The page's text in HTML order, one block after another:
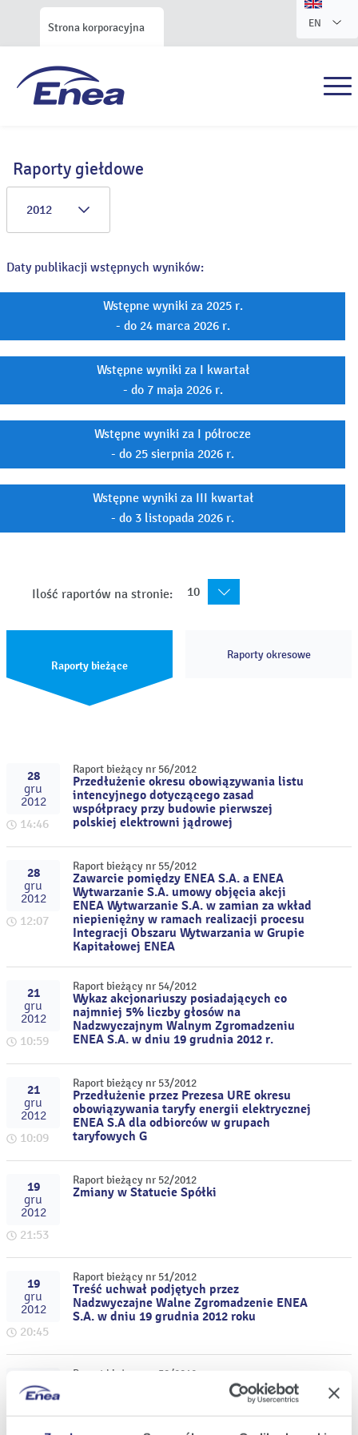
Strona korporacyjna EN
Raporty giełdowe
2012
Daty publikacji wstępnych wyników:
Wstępne wyniki za 2025 r.
- do 24 marca 2026 r.
Wstępne wyniki za I kwartał
- do 7 maja 2026 r.
Wstępne wyniki za I półrocze
- do 25 sierpnia 2026 r.
Wstępne wyniki za III kwartał
- do 3 listopada 2026 r.
Ilość raportów na stronie: 10
Raporty bieżące
Raporty okresowe
28
gru
2012
14:46
Raport bieżący nr 56/2012
Przedłużenie okresu obowiązywania listu
intencyjnego dotyczącego zasad
współpracy przy budowie pierwszej
polskiej elektrowni jądrowej
28
gru
2012
12:07
Raport bieżący nr 55/2012
Zawarcie pomiędzy ENEA S.A. a ENEA
Wytwarzanie S.A. umowy objęcia akcji
ENEA Wytwarzanie S.A. w zamian za wkład
niepieniężny w ramach realizacji procesu
Integracji Obszaru Wytwarzania w Grupie
Kapitałowej ENEA
21
gru
2012
10:59
Raport bieżący nr 54/2012
Wykaz akcjonariuszy posiadających co
najmniej 5% liczby głosów na
Nadzwyczajnym Walnym Zgromadzeniu
ENEA S.A. w dniu 19 grudnia 2012 r.
21
gru
2012
10:09
Raport bieżący nr 53/2012
Przedłużenie przez Prezesa URE okresu
obowiązywania taryfy energii elektrycznej
ENEA S.A dla odbiorców w grupach
taryfowych G
19
gru
2012
21:53
Raport bieżący nr 52/2012
Zmiany w Statucie Spółki
19
gru
2012
20:45
Raport bieżący nr 51/2012
Treść uchwał podjętych przez
Nadzwyczajne Walne Zgromadzenie ENEA
S.A. w dniu 19 grudnia 2012 roku
18
gru
11:15
Raport bieżący nr 50/2012
Zatwierdzenie przez Prezesa URE taryfy
dla usług dystrybucji energii elektrycznej
dla ENEA Operator Sp. z o.o. na 2013 rok